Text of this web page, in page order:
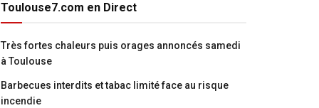
Toulouse7.com en Direct
Très fortes chaleurs puis orages annoncés samedi
à Toulouse
Barbecues interdits et tabac limité face au risque
incendie